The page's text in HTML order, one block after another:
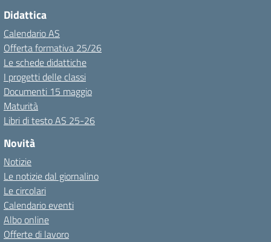
Didattica
Calendario AS
Offerta formativa 25/26
Le schede didattiche
I progetti delle classi
Documenti 15 maggio
Maturità
Libri di testo AS 25-26
Novità
Notizie
Le notizie dal giornalino
Le circolari
Calendario eventi
Albo online
Offerte di lavoro